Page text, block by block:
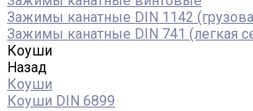
Зажимы канатные DIN 1142
Зажимы канатные DIN 741 (легкая
Коуши
Назад
Коуши
Коуши DIN 6899